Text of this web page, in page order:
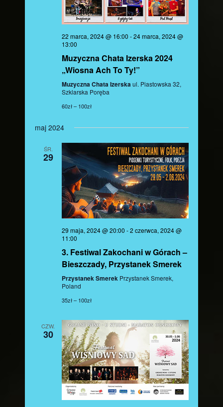
N
a
i
g
t
i
o
n
22 marca, 2024 @ 16:00 -24 marca, 2024 @
13:00
Muzyczna Chata Izerska 2024
„Wiosna Ach To Ty!”
Muzyczna Chata Izerskaul. Piastowska 32,
Szklarska Poręba
60zł – 100zł
maj 2024
ŚR.
29
29 maja, 2024 @ 20:00 -2 czerwca, 2024 @
11:00
3. Festiwal Zakochani w Górach –
Bieszczady, Przystanek Smerek
Przystanek Smerek Przystanek Smerek,
Poland
35zł – 100zł
CZW.
30